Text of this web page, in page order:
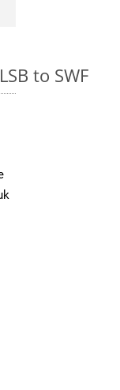
to SWF